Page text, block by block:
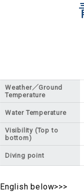
Weather／Ground
Temperature
Water Temperature
Visibility (Top to
bottom)
Diving point
English below>>>